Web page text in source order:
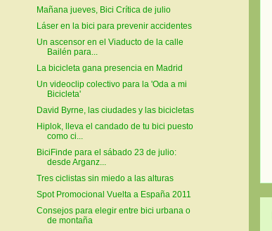
Mañana jueves, Bici Crítica de julio
Láser en la bici para prevenir accidentes
Un ascensor en el Viaducto de la calle
Bailén para...
La bicicleta gana presencia en Madrid
Un videoclip colectivo para la 'Oda a mi
Bicicleta'
David Byrne, las ciudades y las bicicletas
Hiplok, lleva el candado de tu bici puesto
como ci...
BiciFinde para el sábado 23 de julio:
desde Arganz...
Tres ciclistas sin miedo a las alturas
Spot Promocional Vuelta a España 2011
Consejos para elegir entre bici urbana o
de montaña